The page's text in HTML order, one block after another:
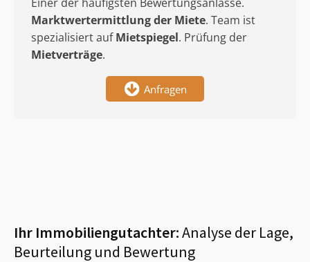
Marktwertermittlungder Miete. Team ist
spezialisiert aufMietspiegel. Prüfung der
Mietverträge.
Anfragen
Ihr Immobiliengutachter:Analyse der Lage,
Beurteilung und Bewertung